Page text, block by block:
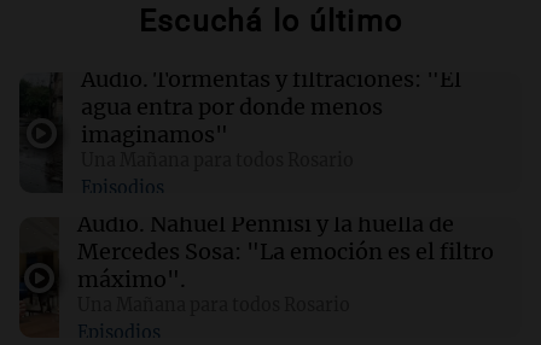
Clima en CABA: cómo estará el tiempo este
00:00 Clima
Clima en Córdoba: cómo estará el tiempo este
23:56 Sociedad
Salteño demanda a AstraZeneca y al Estado
por $191 millones por efectos de la vacuna
Escuchá lo último
Audio. Tormentas y filtraciones: "El
agua entra por donde menos
imaginamos"
Episodios
Audio. Nahuel Pennisi y la huella de
Mercedes Sosa: "La emoción es el filtro
máximo".
Episodios